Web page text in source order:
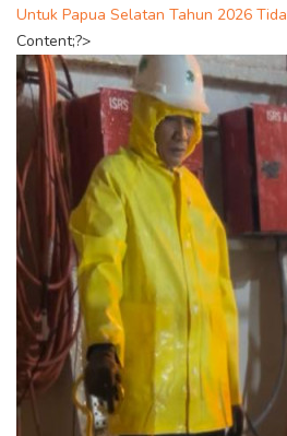
Untuk Papua Selatan Tahun 2026
Content;?>